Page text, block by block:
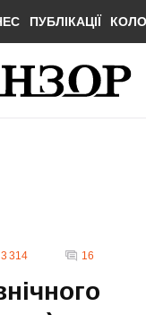
ПУБЛІКАЦІЇ
3 314 16